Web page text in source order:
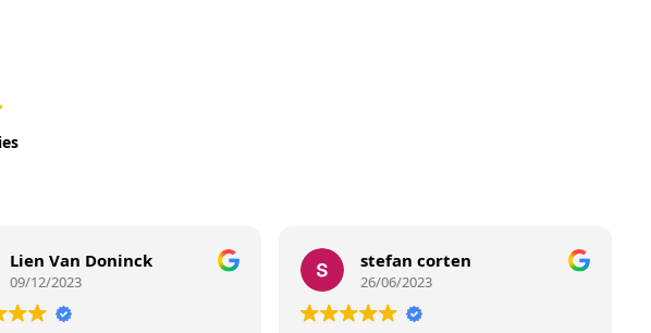
Doninck stefan corten
26/06/2023